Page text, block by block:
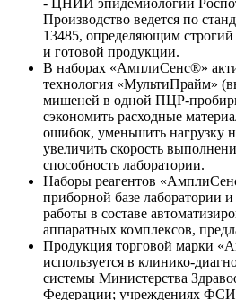
Производство ведется по
13485, определяющим строгий
и готовой продукции.
В наборах «АмплиСенс®»
технология «МультиПрайм»
мишеней в одной ПЦР-
сэкономить расходные
ошибок, уменьшить нагрузку
увеличить скорость
способность лаборатории.
Наборы реагентов
приборной базе лаборатории
работы в составе
аппаратных комплексов,
Продукция торговой марки
используется в клинико-
системы Министерства
Федерации; учреждениях